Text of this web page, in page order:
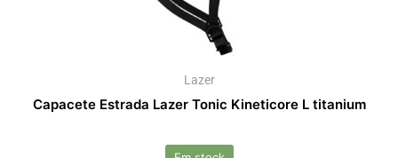
Lazer
Capacete Estrada Lazer Tonic Kineticore L titanium